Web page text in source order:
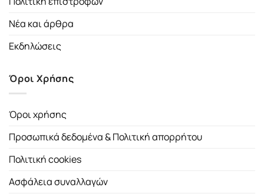
Νέα και άρθρα
Εκδηλώσεις
Όροι Χρήσης
Όροι χρήσης
Προσωπικά δεδομένα & Πολιτική απορρήτου
Πολιτική cookies
Ασφάλεια συναλλαγών